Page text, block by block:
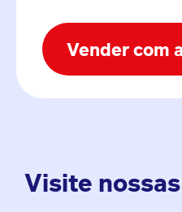
Vender com
Visite